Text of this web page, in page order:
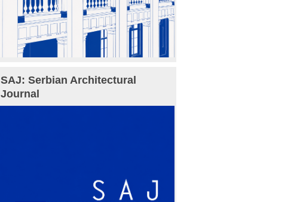
SAJ: Serbian Architectural
Journal